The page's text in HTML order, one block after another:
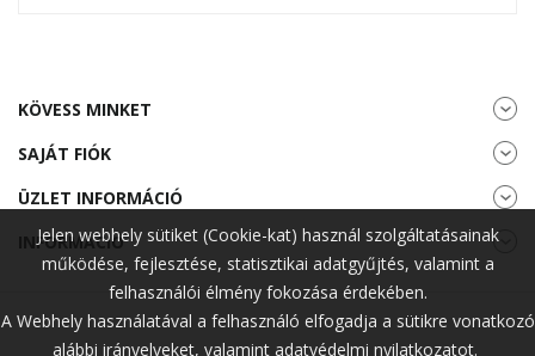
KÖVESS MINKET
SAJÁT FIÓK
ÜZLET INFORMÁCIÓ
INFORMÁCIÓ
Jelen webhely sütiket (Cookie-kat) használ szolgáltatásainak
működése, fejlesztése, statisztikai adatgyűjtés, valamint a
felhasználói élmény fokozása érdekében.
A Webhely használatával a felhasználó elfogadja a sütikre vonatkozó
alábbi irányelveket, valamint adatvédelmi nyilatkozatot.